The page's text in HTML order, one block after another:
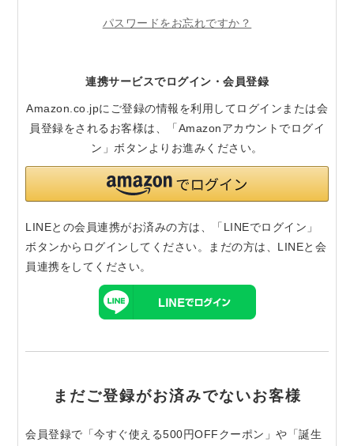
パスワードをお忘れですか？
連携サービスでログイン・会員登録
Amazon.co.jpにご登録の情報を利用してログインまたは会
員登録をされるお客様は、「Amazonアカウントでログイ
ン」ボタンよりお進みください。
LINEとの会員連携がお済みの方は、「LINEでログイン」
ボタンからログインしてください。まだの方は、 LINEと会
員連携をしてください。
まだご登録がお済みでないお客様
会員登録で「今すぐ使える500円OFFクーポン」や「誕生